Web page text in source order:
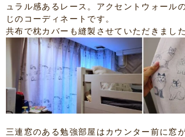
ュラル感あるレース。アクセントウォール
じのコーディネートです。
共布で枕カバーも縫製させていただきました
三連窓のある勉強部屋はカウンター前に窓